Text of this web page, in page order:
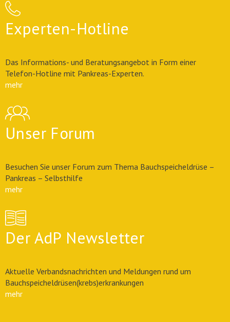
Experten-Hotline
Das Informations- und Beratungsangebot in Form einer
Telefon-Hotline mit Pankreas-Experten.
mehr
Unser Forum
Besuchen Sie unser Forum zum Thema Bauchspeicheldrüse –
Pankreas – Selbsthilfe
mehr
Der AdP Newsletter
Aktuelle Verbandsnachrichten und Meldungen rund um
Bauchspeicheldrüsen(krebs)erkrankungen
mehr